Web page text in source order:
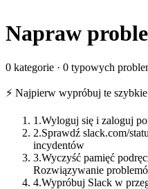
Napraw
0 kategorie · 0 typowych
⚡ Najpierw wypróbuj te
1 .Wyloguj się i zaloguj
2.Sprawdź slack.com/
incydentów
3.Wyczyść pamięć
Rozwiązywanie
4.Wypróbuj Slack w